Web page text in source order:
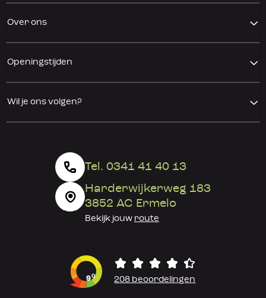
Over ons
Openingstijden
Wil je ons volgen?
Tel. 0341 41 40 13
Harderwijkerweg 183
3852 AC Ermelo
Bekijk jouw route
90 208 beoordelingen